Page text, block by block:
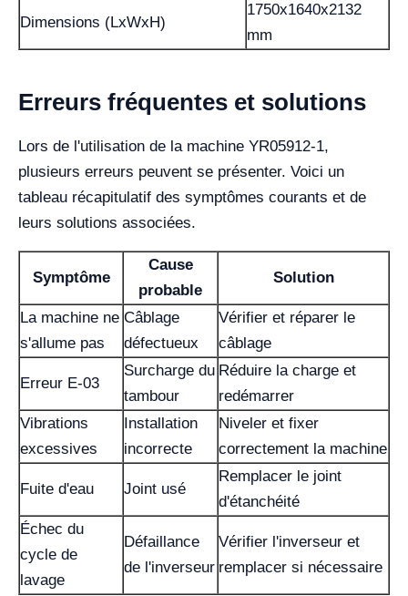
Dimensions (LxWxH)
1750x1640x2132
mm
Erreurs fréquentes et solutions
Lors de l'utilisation de la machine YR05912-1,
plusieurs erreurs peuvent se présenter. Voici un
tableau récapitulatif des symptômes courants et de
leurs solutions associées.
Symptôme
Cause
probable
Solution
La machine ne
s'allume pas
Câblage
défectueux
Vérifier et réparer le
câblage
Erreur E-03
Surcharge du
tambour
Réduire la charge et
redémarrer
Vibrations
excessives
Installation
incorrecte
Niveler et fixer
correctement la machine
Fuite d'eau Joint usé
Remplacer le joint
d'étanchéité
Échec du
cycle de
lavage
Défaillance
de l'inverseur
Vérifier l'inverseur et
remplacer si nécessaire